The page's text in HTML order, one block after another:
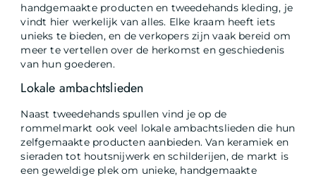
handgemaakte producten en tweedehands kleding, je
vindt hier werkelijk van alles. Elke kraam heeft iets
unieks te bieden, en de verkopers zijn vaak bereid om
meer te vertellen over de herkomst en geschiedenis
van hun goederen.
Lokale ambachtslieden
Naast tweedehands spullen vind je op de
rommelmarkt ook veel lokale ambachtslieden die hun
zelfgemaakte producten aanbieden. Van keramiek en
sieraden tot houtsnijwerk en schilderijen, de markt is
een geweldige plek om unieke, handgemaakte